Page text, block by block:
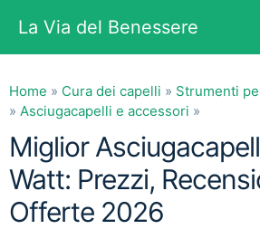
contenuto
La Via del Benessere
Home » Cura dei capelli » Strumenti
» Asciugacapelli e accessori »
Miglior
Watt: Prezzi,
Offerte 2026